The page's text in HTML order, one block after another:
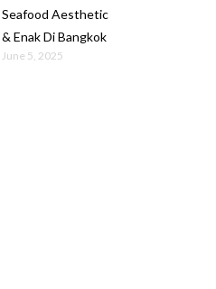
Seafood Aesthetic
& Enak Di Bangkok
June 5, 2025